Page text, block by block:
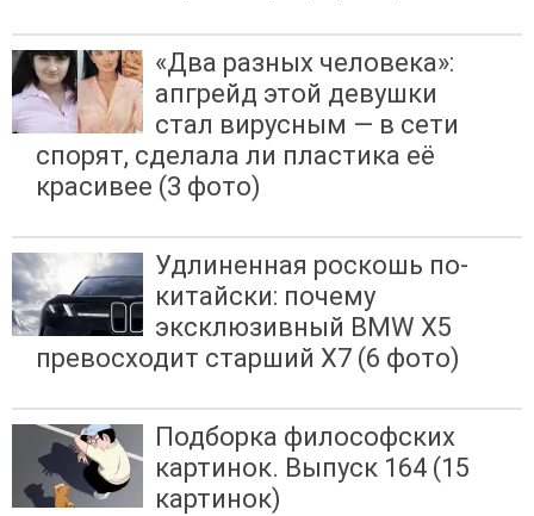
«Два разных человека»:
апгрейд этой девушки
стал вирусным — в сети
спорят, сделала ли пластика её
красивее (3 фото)
Удлиненная роскошь по-
китайски: почему
эксклюзивный BMW X5
превосходит старший X7 (6 фото)
Подборка философских
картинок. Выпуск 164 (15
картинок)